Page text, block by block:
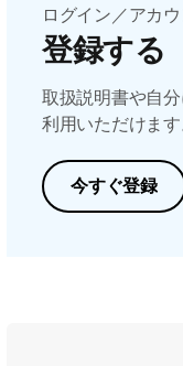
ログイン／アカ
登録する
取扱説明書や自
利用いただけま
今すぐ登録